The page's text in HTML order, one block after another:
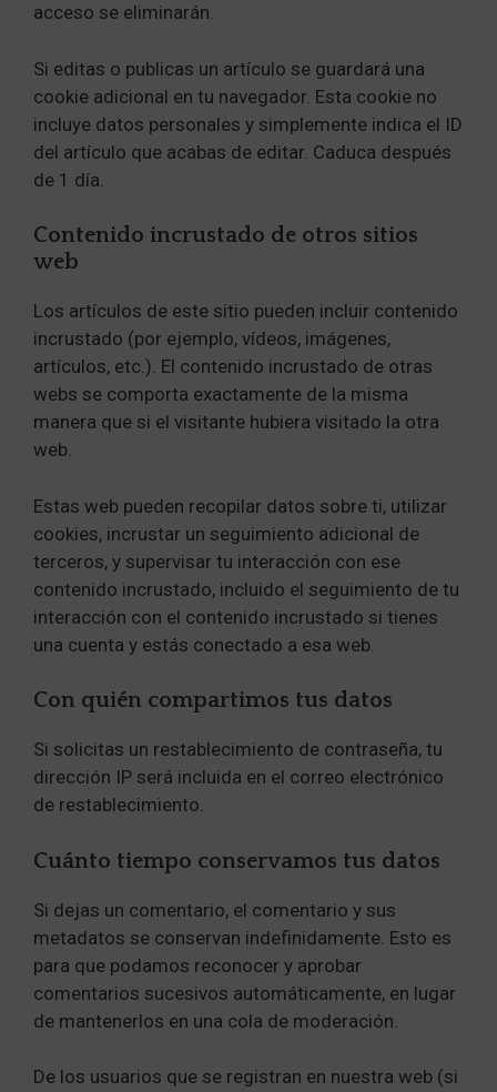
acceso se eliminarán.
Si editas o publicas un artículo se guardará una
cookie adicional en tu navegador. Esta cookie no
incluye datos personales y simplemente indica el ID
del artículo que acabas de editar. Caduca después
de 1 día.
Contenido incrustado de otros sitios
web
Los artículos de este sitio pueden incluir contenido
incrustado (por ejemplo, vídeos, imágenes,
artículos, etc.). El contenido incrustado de otras
webs se comporta exactamente de la misma
manera que si el visitante hubiera visitado la otra
web.
Estas web pueden recopilar datos sobre ti, utilizar
cookies, incrustar un seguimiento adicional de
terceros, y supervisar tu interacción con ese
contenido incrustado, incluido el seguimiento de tu
interacción con el contenido incrustado si tienes
una cuenta y estás conectado a esa web.
Con quién compartimos tus datos
Si solicitas un restablecimiento de contraseña, tu
dirección IP será incluida en el correo electrónico
de restablecimiento.
Cuánto tiempo conservamos tus datos
Si dejas un comentario, el comentario y sus
metadatos se conservan indefinidamente. Esto es
para que podamos reconocer y aprobar
comentarios sucesivos automáticamente, en lugar
de mantenerlos en una cola de moderación.
De los usuarios que se registran en nuestra web (si